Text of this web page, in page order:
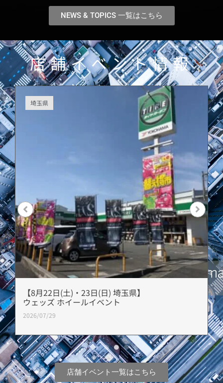
NEWS & TOPICS 一覧はこちら
店舗イベント情報
埼玉県
【8月22日(土)・23日(日) 埼玉県】
ウェッズ ホイールイベント
2026/07/29
店舗イベント一覧はこちら